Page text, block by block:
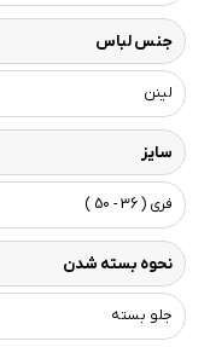
جنس لباس
لینن
سایز
فری ( 36 - 50 )
نحوه بسته شدن
جلو بسته